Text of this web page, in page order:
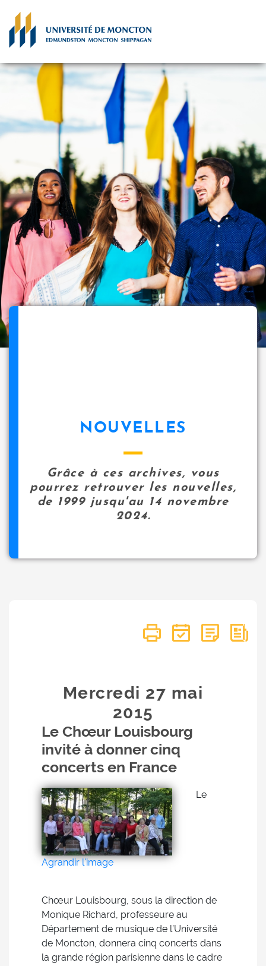
NOUVELLES
Grâce à ces archives, vous
pourrez retrouver les nouvelles,
de 1999 jusqu'au 14 novembre
2024.
Mercredi 27 mai
2015
Le Chœur Louisbourg
invité à donner cinq
concerts en France
Agrandir l'image
Le
Chœur Louisbourg, sous la direction de
Monique Richard, professeure au
Département de musique de l’Université
de Moncton, donnera cinq concerts dans
la grande région parisienne dans le cadre